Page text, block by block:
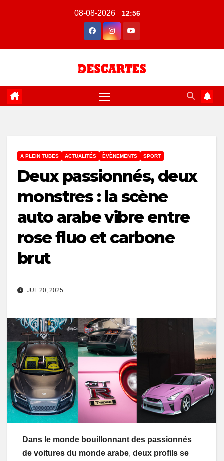
08-08-2026 12:56
A PLEIN TUBES ACTUALITÉS ÈVÈNEMENTS SPORT
Deux passionnés, deux
monstres : la scène
auto arabe vibre entre
rose fluo et carbone
brut
JUL 20, 2025
Dans le monde bouillonnant des passionnés
de voitures du monde arabe, deux profils se